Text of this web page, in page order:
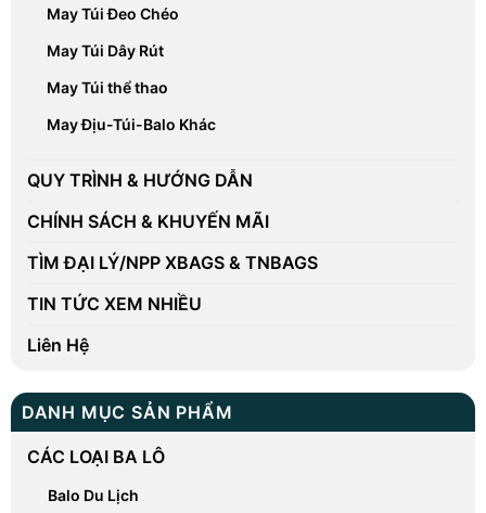
May Túi Đeo Chéo
May Túi Dây Rút
May Túi thể thao
May Địu-Túi-Balo Khác
QUY TRÌNH & HƯỚNG DẪN
CHÍNH SÁCH & KHUYẾN MÃI
TÌM ĐẠI LÝ/NPP XBAGS & TNBAGS
TIN TỨC XEM NHIỀU
Liên Hệ
DANH MỤC SẢN PHẨM
CÁC LOẠI BA LÔ
Balo Du Lịch